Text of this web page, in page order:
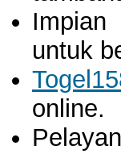
Impian
untuk
online.